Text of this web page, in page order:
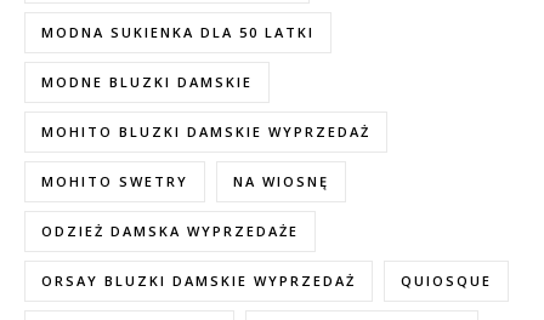
MODNA SUKIENKA DLA 50 LATKI
MODNE BLUZKI DAMSKIE
MOHITO BLUZKI DAMSKIE WYPRZEDAŻ
MOHITO SWETRY NA WIOSNĘ
ODZIEŻ DAMSKA WYPRZEDAŻE
ORSAY BLUZKI DAMSKIE WYPRZEDAŻ QUIOSQUE